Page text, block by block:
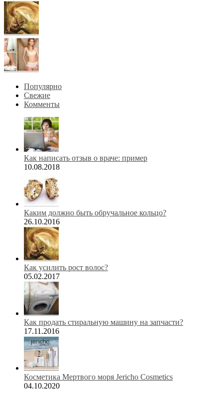
Популярно
Свежие
Комменты
Как написать отзыв о враче: пример
10.08.2018
Каким должно быть обручальное кольцо?
26.10.2016
Как усилить рост волос?
05.02.2017
Как продать стиральную машину на запчасти?
17.11.2016
Косметика Мертвого моря Jericho Cosmetics
04.10.2020